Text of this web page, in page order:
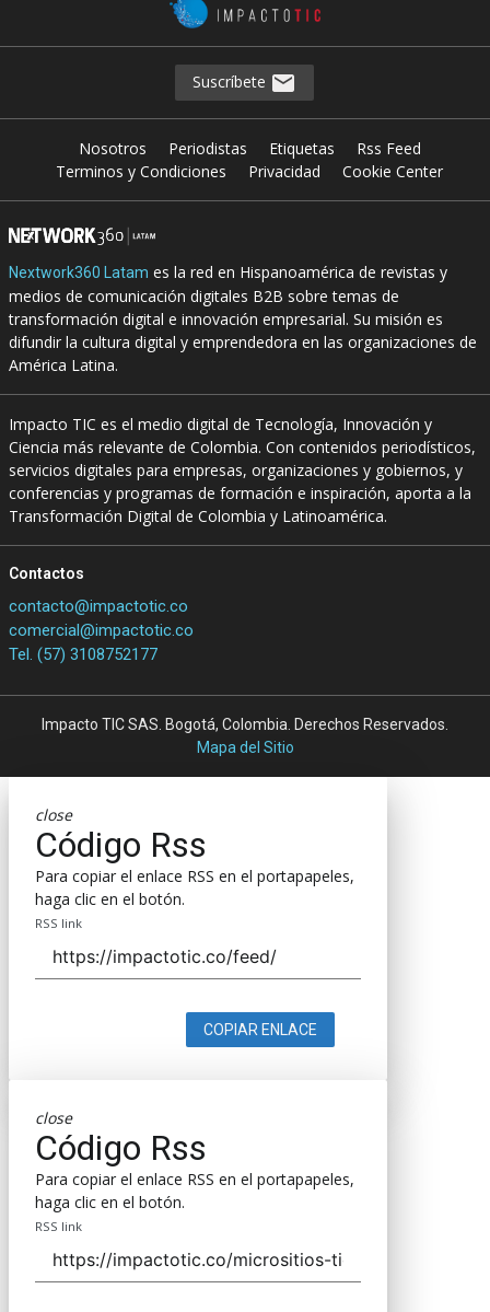
Suscríbete
Nosotros Periodistas Etiquetas
Rss Feed
Terminos y Condiciones
Privacidad Cookie Center
Nextwork360 Latam es la red en Hispanoamérica de revistas y
medios de comunicación digitales B2B sobre temas de
transformación digital e innovación empresarial. Su misión es
difundir la cultura digital y emprendedora en las organizaciones de
América Latina.
Impacto TIC es el medio digital de Tecnología, Innovación y
Ciencia más relevante de Colombia. Con contenidos periodísticos,
servicios digitales para empresas, organizaciones y gobiernos, y
conferencias y programas de formación e inspiración, aporta a la
Transformación Digital de Colombia y Latinoamérica.
Contactos
contacto@impactotic.co
comercial@impactotic.co
Tel. (57) 3108752177
Impacto TIC SAS. Bogotá, Colombia. Derechos Reservados.
Mapa del Sitio
close
Código Rss
Para copiar el enlace RSS en el portapapeles,
haga clic en el botón.
RSS link
COPIAR ENLACE
close
Código Rss
Para copiar el enlace RSS en el portapapeles,
haga clic en el botón.
RSS link